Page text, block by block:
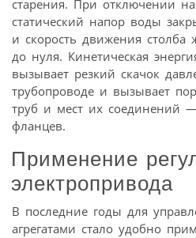
старения. При отключении
статический напор воды
и скорость движения столба
до нуля. Кинетическая
вызывает резкий скачок
трубопроводе и вызывает
труб и мест их соединений
фланцев.
Применение
электропривода
В последние годы для
агрегатами стало удобно